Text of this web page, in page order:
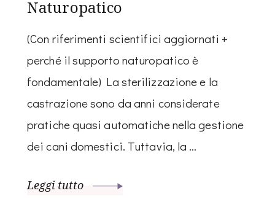
Naturopatico
(Con riferimenti scientifici aggiornati +
perché il supporto naturopatico è
fondamentale) La sterilizzazione e la
castrazione sono da anni considerate
pratiche quasi automatiche nella gestione
dei cani domestici. Tuttavia, la …
Leggi tutto